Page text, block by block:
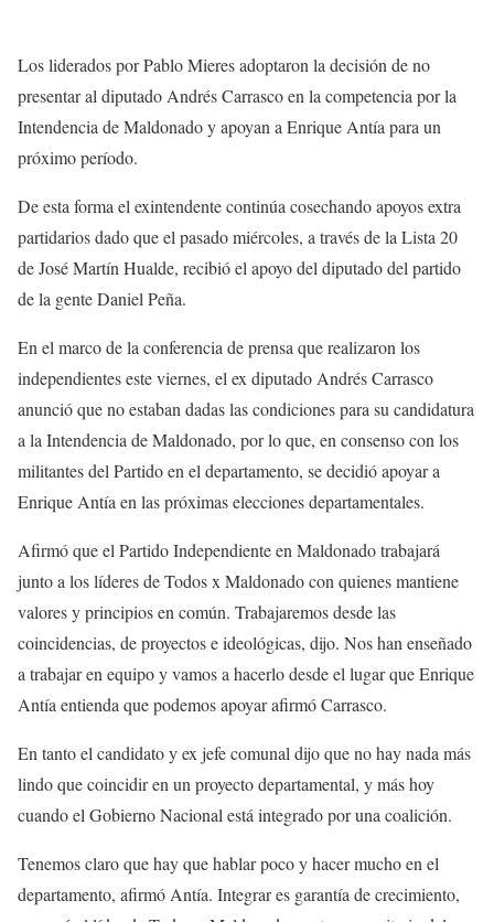
Los liderados por Pablo Mieres adoptaron la decisión de no
presentar al diputado Andrés Carrasco en la competencia por la
Intendencia de Maldonado y apoyan a Enrique Antía para un
próximo período.
De esta forma el exintendente continúa cosechando apoyos extra
partidarios dado que el pasado miércoles, a través de la Lista 20
de José Martín Hualde, recibió el apoyo del diputado del partido
de la gente Daniel Peña.
En el marco de la conferencia de prensa que realizaron los
independientes este viernes, el ex diputado Andrés Carrasco
anunció que no estaban dadas las condiciones para su candidatura
a la Intendencia de Maldonado, por lo que, en consenso con los
militantes del Partido en el departamento, se decidió apoyar a
Enrique Antía en las próximas elecciones departamentales.
Afirmó que el Partido Independiente en Maldonado trabajará
junto a los líderes de Todos x Maldonado con quienes mantiene
valores y principios en común. Trabajaremos desde las
coincidencias, de proyectos e ideológicas, dijo. Nos han enseñado
a trabajar en equipo y vamos a hacerlo desde el lugar que Enrique
Antía entienda que podemos apoyar afirmó Carrasco.
En tanto el candidato y ex jefe comunal dijo que no hay nada más
lindo que coincidir en un proyecto departamental, y más hoy
cuando el Gobierno Nacional está integrado por una coalición.
Tenemos claro que hay que hablar poco y hacer mucho en el
departamento, afirmó Antía. Integrar es garantía de crecimiento,